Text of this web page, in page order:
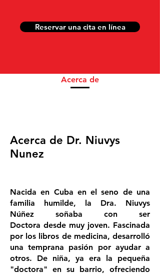
Reservar una cita en línea
Acerca de
Acerca de Dr. Niuvys
Nunez
Nacida en Cuba en el seno de una
familia humilde, la Dra. Niuvys
Núñez soñaba con ser
Doctora desde muy joven. Fascinada
por los libros de medicina, desarrolló
una temprana pasión por ayudar a
otros. De niña, ya era la pequeña
"doctora" en su barrio, ofreciendo